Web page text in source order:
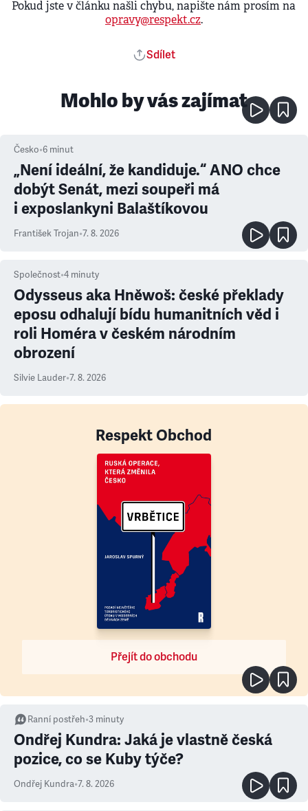
Pokud jste v článku našli chybu, napište nám prosím na
opravy@respekt.cz.
Sdílet
Mohlo by vás zajímat
Česko•6 minut
„Není ideální, že kandiduje.“ ANO chce
dobýt Senát, mezi soupeři má
i exposlankyni Balaštíkovou
František Trojan•7. 8. 2026
Společnost•4 minuty
Odysseus aka Hněwoš: české překlady
eposu odhalují bídu humanitních věd i
roli Homéra v českém národním
obrození
Silvie Lauder•7. 8. 2026
Respekt Obchod
Přejít do obchodu
Ranní postřeh•3 minuty
Ondřej Kundra: Jaká je vlastně česká
pozice, co se Kuby týče?
Ondřej Kundra•7. 8. 2026